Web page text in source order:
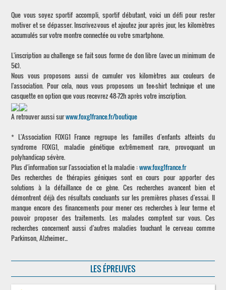
Que vous soyez sportif accompli, sportif débutant, voici un défi pour rester
motiver et se dépasser. Inscrivez-vous et ajoutez jour après jour, les kilomètres
accumulés sur votre montre connectée ou votre smartphone.
L'inscription au challenge se fait sous forme de don libre (avec un minimum de
5€).
Nous vous proposons aussi de cumuler vos kilomètres aux couleurs de
l'association. Pour cela, nous vous proposons un tee-shirt technique et une
casquette en option que vous recevrez 48-72h après votre inscription.
A retrouver aussi surwww.foxg1france.fr/boutique
* L'Association FOXG1 France regroupe les familles d'enfants atteints du
syndrome FOXG1, maladie génétique extrêmement rare, provoquant un
polyhandicap sévère.
Plus d'information sur l'association et la maladie :www.foxg1france.fr
Des recherches de thérapies géniques sont en cours pour apporter des
solutions à la défaillance de ce gène. Ces recherches avancent bien et
démontrent déjà des résultats concluants sur les premières phases d'essai. Il
manque encore des financements pour mener ces recherches à leur terme et
pouvoir proposer des traitements. Les malades comptent sur vous. Ces
recherches concernent aussi d'autres maladies touchant le cerveau comme
Parkinson, Alzheimer...
LES ÉPREUVES